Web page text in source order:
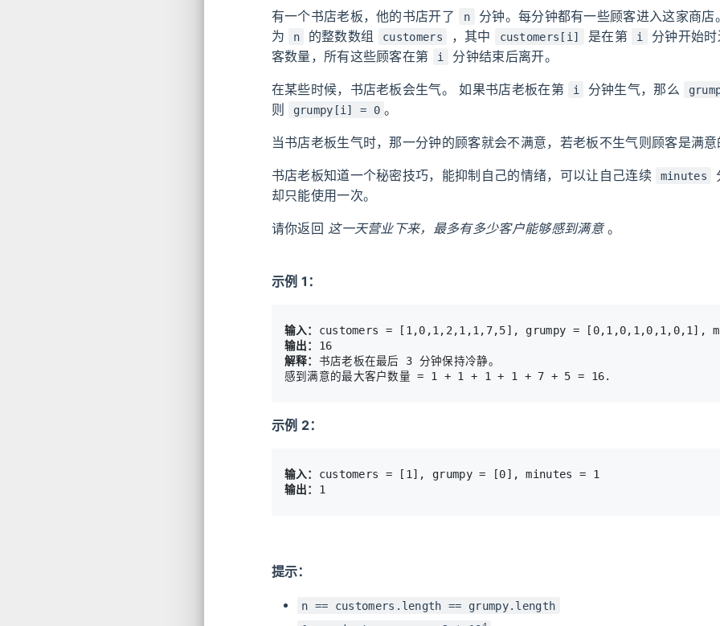
有一个书店老板，他的书店开了 n
分钟。每分钟都有一些顾客进入这家商店
为
n 的整数数组 customers ，其中 customers[i] 是在第 i
分钟开始
客数量，所有这些顾客在第
i 分钟结束后离开。
在某些时候，书店老板会生气。 如果书店老板在第 i 分钟生气，那么
则
grumpy[i] = 0 。
当书店老板生气时，那一分钟的顾客就会不满意，若老板不生气则顾客是满意
书店老板知道一个秘密技巧，能抑制自己的情绪，可以让自己连续 minutes
却只能使用一次。
请你返回 这一天营业下来，最多有多少客户能够感到满意。
示例 1：
输入：
输出：
解释： 书店老板在最后 3 分钟保持冷静。
示例 2：
输入：
输出： 1
提示：
n == customers.length == grumpy.length